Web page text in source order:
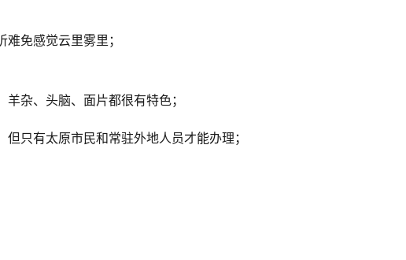
免感觉云里雾里；
杂、头脑、面片都很有特色；
只有太原市民和常驻外地人员才能办理；